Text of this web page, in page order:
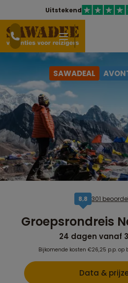
Uitstekend
SAWADEAL
8,8 301
Groepsrondreis
24 dagen vanaf
Bijkomende kosten €26,25 p.p. op
Data &